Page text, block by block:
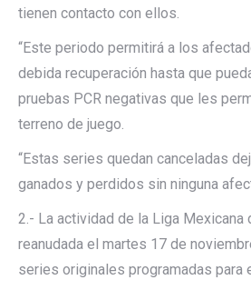
tienen contacto con ellos.
“Este periodo permitirá a los
debida recuperación hasta que
pruebas PCR negativas que les
terreno de juego.
“Estas series quedan canceladas
ganados y perdidos sin ninguna
2.- La actividad de la Liga Mexicana
reanudada el martes 17 de
series originales programadas para